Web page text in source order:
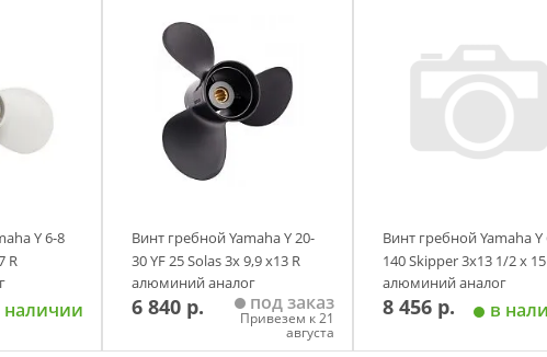
Y 6-8
R
наличии
Винт гребной Yamaha Y 20-
30 YF 25 Solas 3х 9,9 х13 R
алюминий аналог
6 840 р. под заказ
Привезем к 21
августа
Винт гребной Yamaha Y
140 Skipper 3х13 1/2 х
алюминий аналог
8 456 р. в